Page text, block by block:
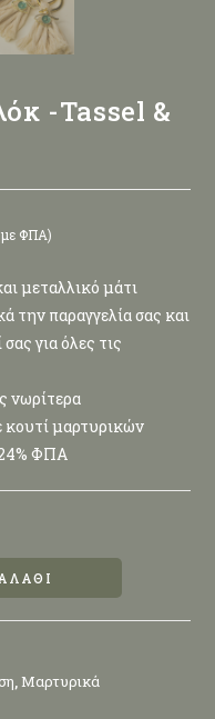
-Tassel &
με ΦΠΑ)
μεταλλικό μάτι
την παραγγελία σας και
για όλες τις
νωρίτερα
κουτί μαρτυρικών
ΦΠΑ
,Μαρτυρικά